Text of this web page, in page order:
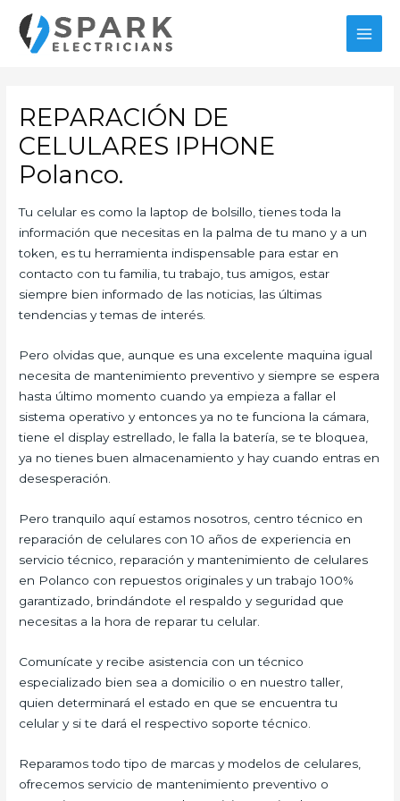
contenido
REPARACIÓN DE
CELULARES IPHONE
Polanco.
Tu celular es como la laptop de bolsillo, tienes toda la
información que necesitas en la palma de tu mano y a un
token, es tu herramienta indispensable para estar en
contacto con tu familia, tu trabajo, tus amigos, estar
siempre bien informado de las noticias, las últimas
tendencias y temas de interés.
Pero olvidas que, aunque es una excelente maquina igual
necesita de mantenimiento preventivo y siempre se espera
hasta último momento cuando ya empieza a fallar el
sistema operativo y entonces ya no te funciona la cámara,
tiene el display estrellado, le falla la batería, se te bloquea,
ya no tienes buen almacenamiento y hay cuando entras en
desesperación.
Pero tranquilo aquí estamos nosotros, centro técnico en
reparación de celulares con 10 años de experiencia en
servicio técnico, reparación y mantenimiento de celulares
en Polanco con repuestos originales y un trabajo 100%
garantizado, brindándote el respaldo y seguridad que
necesitas a la hora de reparar tu celular.
Comunícate y recibe asistencia con un técnico
especializado bien sea a domicilio o en nuestro taller,
quien determinará el estado en que se encuentra tu
celular y si te dará el respectivo soporte técnico.
Reparamos todo tipo de marcas y modelos de celulares,
ofrecemos servicio de mantenimiento preventivo o